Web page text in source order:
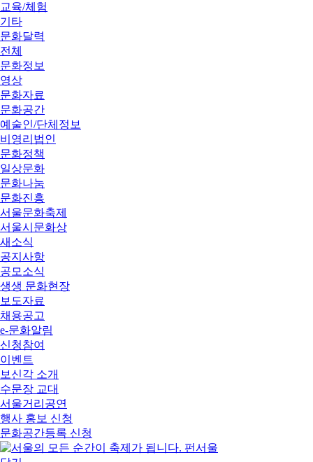
교육/체험
기타
문화달력
전체
문화정보
영상
문화자료
문화공간
예술인/단체정보
비영리법인
문화정책
일상문화
문화나눔
문화진흥
서울문화축제
서울시문화상
새소식
공지사항
공모소식
생생 문화현장
보도자료
채용공고
e-문화알림
신청참여
이벤트
보신각 소개
수문장 교대
서울거리공연
행사 홍보 신청
문화공간등록 신청